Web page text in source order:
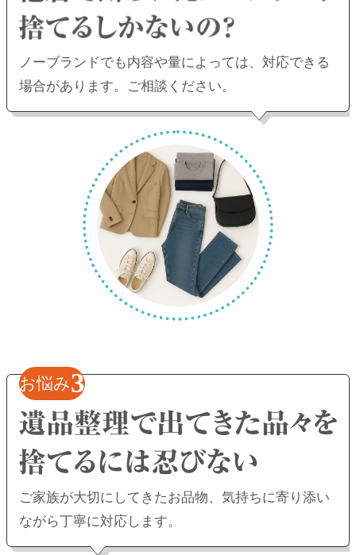
ノーブランドでも内容や量によっては、対応できる
場合があります。ご相談ください。
お悩み3
ご家族が大切にしてきたお品物、気持ちに寄り添い
ながら丁寧に対応します。